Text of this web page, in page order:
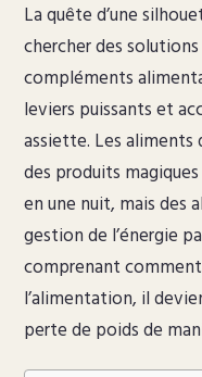
La quête d’une
chercher des
compléments
leviers puissants et
assiette. Les aliments
des produits
en une nuit, mais des
gestion de l’énergie
comprenant
l’alimentation, il
perte de poids de